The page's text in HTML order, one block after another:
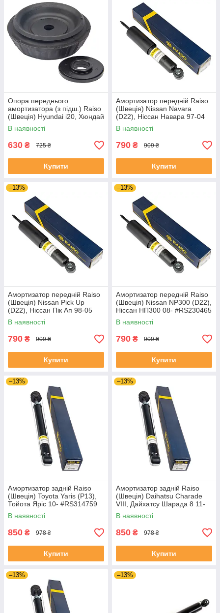
Опора переднього
амортизатора (з підш.) Raiso
(Швеція) Hyundai i20, Хюндай
ай20 08- #RC05818
UAQEDZI4
В наявності
630 ₴ 725 ₴
Купити
Амортизатор передній Raiso
(Швеція) Nissan Navara
(D22), Ніссан Навара 97-04
#RS230465 UAUHAIT4
В наявності
790 ₴ 909 ₴
Купити
–13%
Амортизатор передній Raiso
(Швеція) Nissan Pick Up
(D22), Ніссан Пік Ап 98-05
#RS230465 UAUJIRY4
В наявності
790 ₴ 909 ₴
Купити
–13%
Амортизатор передній Raiso
(Швеція) Nissan NP300 (D22),
Ніссан НП300 08- #RS230465
UAMTDVY4
В наявності
790 ₴ 909 ₴
Купити
–13%
Амортизатор задній Raiso
(Швеція) Toyota Yaris (P13),
Тойота Яріс 10- #RS314759
UANWOQS4
В наявності
850 ₴ 978 ₴
Купити
–13%
Амортизатор задній Raiso
(Швеція) Daihatsu Charade
VIII, Дайхатсу Шарада 8 11-
#RS314759 UAAAAFU4
В наявності
850 ₴ 978 ₴
Купити
–13% –13%